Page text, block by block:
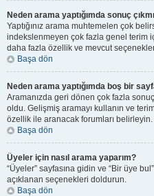
Neden arama yaptığımda sonuç
Yaptığınız arama muhtemelen çok
indekslenmeyen çok fazla genel terim
daha fazla özellik ve mevcut
Başa dön
Neden arama yaptığımda boş bir
Aramanızda geri dönen çok fazla
oldu. Gelişmiş aramayı kullanın ve
özellik ile aranacak forumları belirleyin.
Başa dön
Üyeler için nasıl arama yaparım?
“Üyeler” sayfasına gidin ve “Bir üye
açıklanan seçenekleri doldurun.
Başa dön